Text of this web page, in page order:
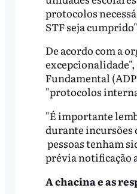
protocolos
STF seja
De acordo com a
Fundamental
"protocolos
"É importante
durante incursões
pessoas tenham
prévia notificação
A chacina e as